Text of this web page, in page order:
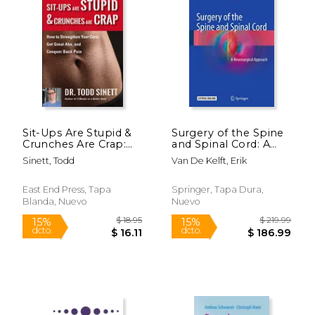
6%
dcto.
$ 40.00 15%
dcto.
Sit-Ups Are Stupid &
Crunches Are Crap:
How to Strengthen
Your Core, Get Great
Back Pain Without
Doing a Single One!
Sinett, Todd
East End Press, Tapa
Blanda, Nuevo
Surgery of the Spine
and Spinal Cord: A
Neurosurgical
Approach (en Inglés)
Van De Kelft, Erik
Springer, Tapa Dura,
Nuevo